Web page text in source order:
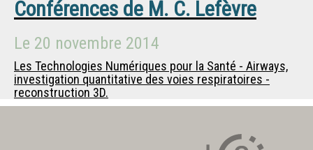
Conférences de M. C. Lefèvre
Le 20 novembre 2014
Les Technologies Numériques pour la Santé - Airways,
investigation quantitative des voies respiratoires -
reconstruction 3D.